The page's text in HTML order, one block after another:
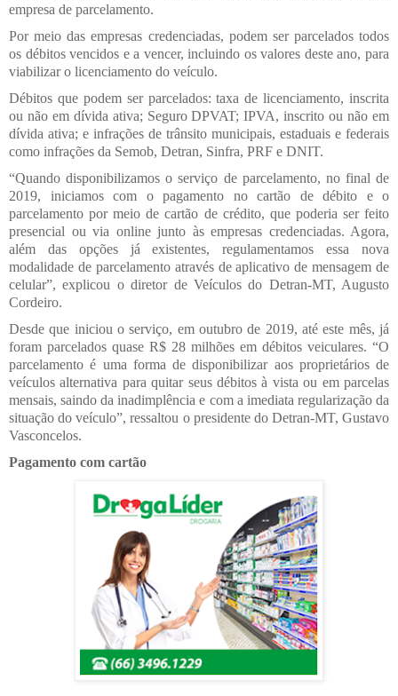
empresa de parcelamento.
Por meio das empresas credenciadas, podem ser parcelados todos
os débitos vencidos e a vencer, incluindo os valores deste ano, para
viabilizar o licenciamento do veículo.
Débitos que podem ser parcelados: taxa de licenciamento, inscrita
ou não em dívida ativa; Seguro DPVAT; IPVA, inscrito ou não em
dívida ativa; e infrações de trânsito municipais, estaduais e federais
como infrações da Semob, Detran, Sinfra, PRF e DNIT.
“Quando disponibilizamos o serviço de parcelamento, no final de
2019, iniciamos com o pagamento no cartão de débito e o
parcelamento por meio de cartão de crédito, que poderia ser feito
presencial ou via online junto às empresas credenciadas. Agora,
além das opções já existentes, regulamentamos essa nova
modalidade de parcelamento através de aplicativo de mensagem de
celular”, explicou o diretor de Veículos do Detran-MT, Augusto
Cordeiro.
Desde que iniciou o serviço, em outubro de 2019, até este mês, já
foram parcelados quase R$ 28 milhões em débitos veiculares. “O
parcelamento é uma forma de disponibilizar aos proprietários de
veículos alternativa para quitar seus débitos à vista ou em parcelas
mensais, saindo da inadimplência e com a imediata regularização da
situação do veículo”, ressaltou o presidente do Detran-MT, Gustavo
Vasconcelos.
Pagamento com cartão